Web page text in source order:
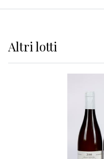
Altrilotti